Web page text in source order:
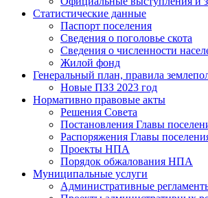
Статистические данные
Паспорт поселения
Сведения о поголовье скота
Сведения о численности
Жилой фонд
Генеральный план, правила
Новые ПЗЗ 2023 год
Нормативно правовые акты
Решения Совета
Постановления Главы
Распоряжения Главы
Проекты НПА
Порядок обжалования НПА
Муниципальные услуги
Административные